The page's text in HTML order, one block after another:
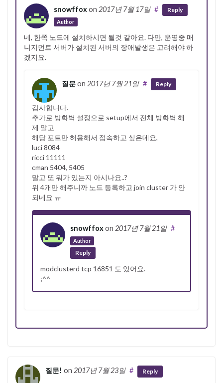
snowffoxon 2017년 7월 17일
Author
# Reply
네, 한쪽 노드에 설치하시면 될것 같아요. 다만, 운영중 매
니지먼트 서버가 설치된 서버의 장애발생은 고려해야 하
겠지요.
질문on 2017년 7월 21일 # Reply
감사합니다.
추가로 방화벽 설정으로 setup에서 전체 방화벽 해
제 말고
해당 포트만 허용해서 접속하고 싶은데요,
luci 8084
ricci 11111
cman 5404, 5405
말고 또 뭐가 있는지 아시나요..?
위 4개만 해주니까 노드 등록하고 join cluster 가 안
되네요 ㅠ
snowffoxon 2017년 7월 21일
Author
#
Reply
modclusterd tcp 16851 도 있어요.
;^^
질문! on 2017년 7월 23일 # Reply